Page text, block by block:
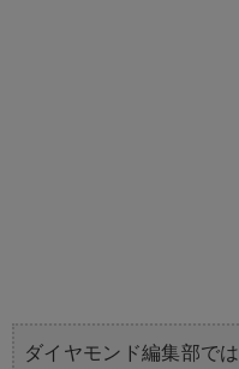
ダイヤモンド編集部で